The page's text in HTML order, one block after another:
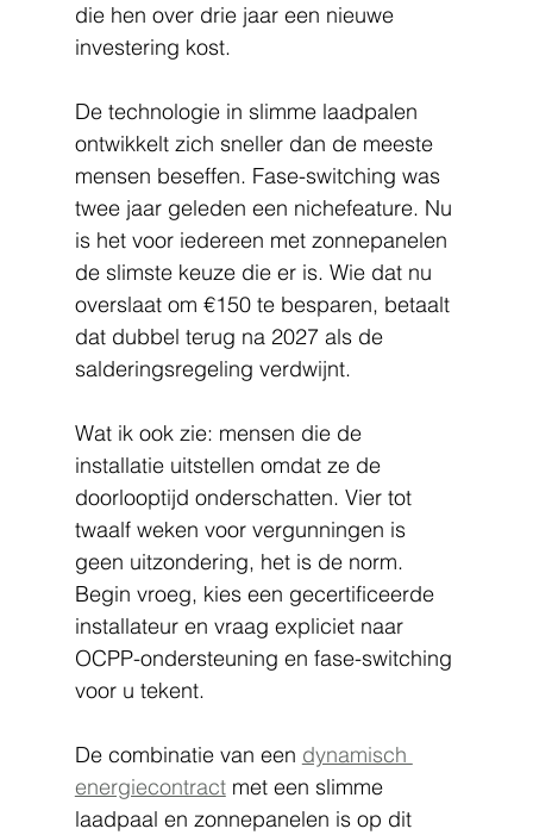
die hen over drie jaar een nieuwe
investering kost.
De technologie in slimme laadpalen
ontwikkelt zich sneller dan de meeste
mensen beseffen. Fase-switching was
twee jaar geleden een nichefeature. Nu
is het voor iedereen met zonnepanelen
de slimste keuze die er is. Wie dat nu
overslaat om €150 te besparen, betaalt
dat dubbel terug na 2027 als de
salderingsregeling verdwijnt.
Wat ik ook zie: mensen die de
installatie uitstellen omdat ze de
doorlooptijd onderschatten. Vier tot
twaalf weken voor vergunningen is
geen uitzondering, het is de norm.
Begin vroeg, kies een gecertificeerde
installateur en vraag expliciet naar
OCPP-ondersteuning en fase-switching
voor u tekent.
De combinatie van een dynamisch
energiecontract met een slimme
laadpaal en zonnepanelen is op dit